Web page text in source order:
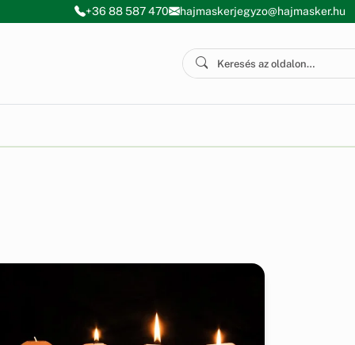
+36 88 587 470 hajmaskerjegyzo@hajmasker.hu